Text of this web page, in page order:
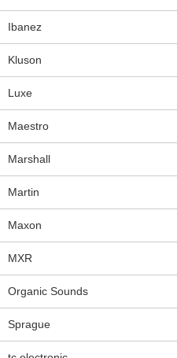
Ibanez
Kluson
Luxe
Maestro
Marshall
Martin
Maxon
MXR
Organic Sounds
Sprague